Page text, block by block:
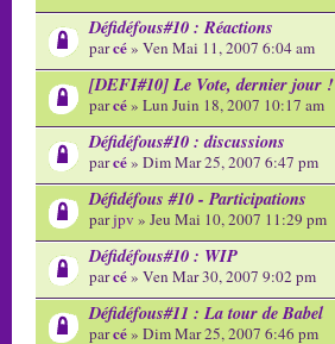
Défidéfous#10 : Réactions
parcé» Ven Mai 11, 2007 6:04 am
[DEFI#10] Le Vote, dernier jour !
parcé» Lun Juin 18, 2007 10:17 am
Défidéfous#10 : discussions
parcé» Dim Mar 25, 2007 6:47 pm
Défidéfous #10 - Participations
parjpv » Jeu Mai 10, 2007 11:29 pm
Défidéfous#10 : WIP
parcé» Ven Mar 30, 2007 9:02 pm
Défidéfous#11 : La tour de Babel
parcé» Dim Mar 25, 2007 6:46 pm